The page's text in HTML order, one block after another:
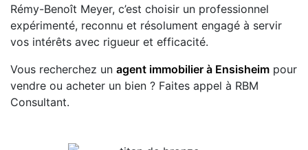
Rémy-Benoît Meyer, c’est choisir un professionnel
expérimenté, reconnu et résolument engagé à servir
vos intérêts avec rigueur et efficacité.
Vous recherchez un agent immobilier à Ensisheim pour
vendre ou acheter un bien ? Faites appel à RBM
Consultant.